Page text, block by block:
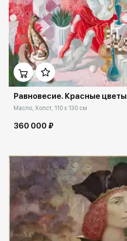
Домен:
Равновесие. Красные цветы
Масло, Холст, 110 x 130 см
360 000 ₽